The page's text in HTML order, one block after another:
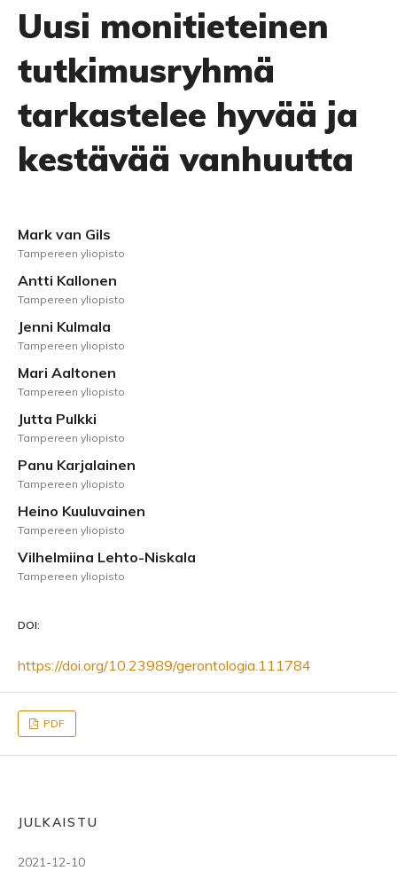
Uusi monitieteinen
tutkimusryhmä
tarkastelee hyvää ja
kestävää vanhuutta
Mark van Gils
Tampereen yliopisto
Antti Kallonen
Tampereen yliopisto
Jenni Kulmala
Tampereen yliopisto
Mari Aaltonen
Tampereen yliopisto
Jutta Pulkki
Tampereen yliopisto
Panu Karjalainen
Tampereen yliopisto
Heino Kuuluvainen
Tampereen yliopisto
Vilhelmiina Lehto-Niskala
Tampereen yliopisto
DOI:
https://doi.org/10.23989/gerontologia.111784
PDF
JULKAISTU
2021-12-10